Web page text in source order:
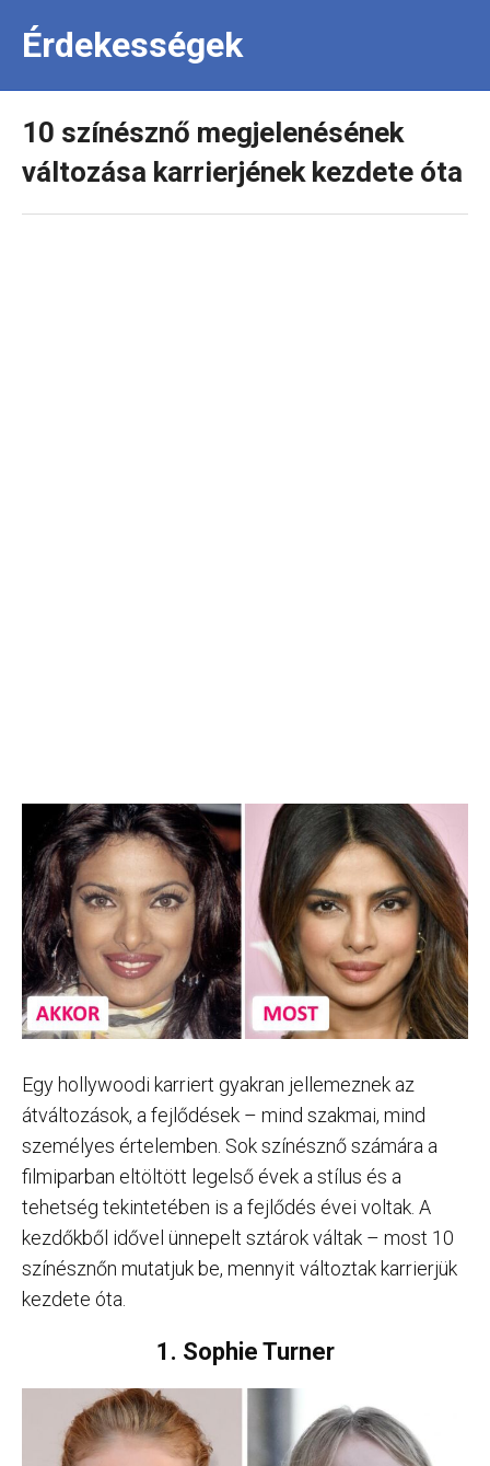
Érdekességek
10 színésznő megjelenésének
változása karrierjének kezdete óta
Egy hollywoodi karriert gyakran jellemeznek az
átváltozások, a fejlődések – mind szakmai, mind
személyes értelemben. Sok színésznő számára a
filmiparban eltöltött legelső évek a stílus és a
tehetség tekintetében is a fejlődés évei voltak. A
kezdőkből idővel ünnepelt sztárok váltak – most 10
színésznőn mutatjuk be, mennyit változtak karrierjük
kezdete óta.
1. Sophie Turner